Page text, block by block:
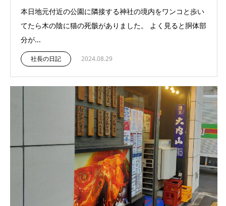
本日地元付近の公園に隣接する神社の境内をワンコと歩い
てたら木の陰に猫の死骸がありました。 よく見ると胴体部
分が...
社長の日記 2024.08.29